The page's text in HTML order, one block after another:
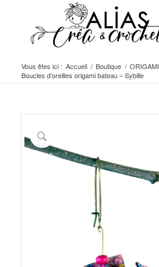
Vous êtes ici : Accueil / Boutique / ORIGAMI
Boucles d’oreilles origami bateau – Sybille